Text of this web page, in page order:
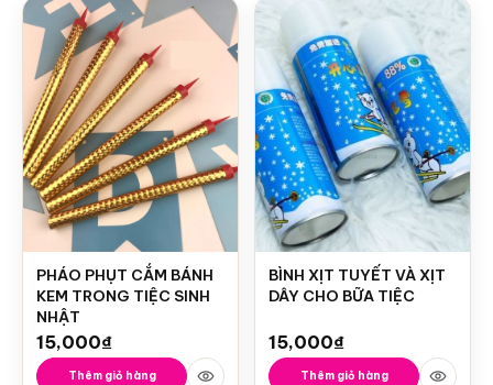
PHÁO PHỤT CẮM BÁNH
KEM TRONG TIỆC SINH
NHẬT
15,000₫
Thêm giỏ hàng
BÌNH XỊT TUYẾT VÀ XỊT
DÂY CHO BỮA TIỆC
15,000₫
Thêm giỏ hàng